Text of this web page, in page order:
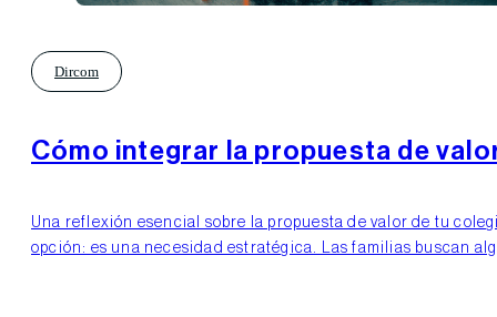
Dircom
Cómo integrar la propuesta de
Una reflexión esencial sobre la propuesta de valor de tu
opción: es una necesidad estratégica. Las familias buscan